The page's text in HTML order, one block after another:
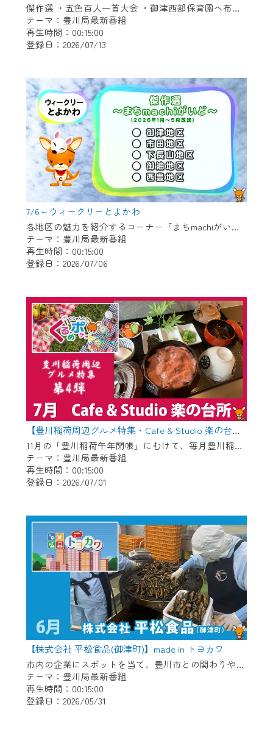
傑作選 ・五色百人一首大会 ・御津西部保育園へ布ぞうり贈呈 ・「とよかわブランド」新たに認定 ・1000公演達成 新豊町の手品屋さん
テーマ：豊川局最新番組
再生時間：00:15:00
登録日：2026/07/13
7/6～ウィークリーとよかわ
各地区の魅力を紹介するコーナー「まちmachiがいど」傑作選 〇御津地区 〇市田地区 〇下長山地区 〇御油地区 〇豊地区
テーマ：豊川局最新番組
再生時間：00:15:00
登録日：2026/07/06
【豊川稲荷周辺グルメ特集・Cafe & Studio 楽の台所】Cちゃんのぐるめポケット
11月の「豊川稲荷午年開帳」にむけて、毎月豊川稲荷周辺のグルメを紹介します！ 今回は昨年6月にオープンした管理栄養士がプロデュースするお店「Cafe & Studio 楽の台所」です。
テーマ：豊川局最新番組
再生時間：00:15:00
登録日：2026/07/01
【株式会社 平松食品(御津町)】made in トヨカワ
市内の企業にスポットを当て、豊川市との関わりや自慢の商品などを放送。 【紹介企業】株式会社 平松食品(御津町)
テーマ：豊川局最新番組
再生時間：00:15:00
登録日：2026/05/31